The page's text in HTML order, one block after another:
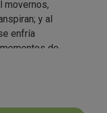
movernos,
y al
enfría
de
a una cita,
lleno de gente.
lo que